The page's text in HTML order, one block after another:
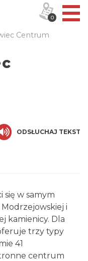
Centrum
ODSŁUCHAJ TEKST
się w samym
i
kamienicy. Dla
trzy typy
41
centrum
0